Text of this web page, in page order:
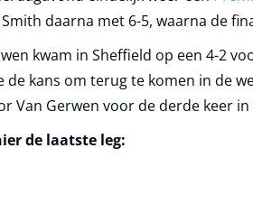
daarna met 6-5, waarna de
kwam in Sheffield op een 4-2
de kans om terug te komen in de
Van Gerwen voor de derde keer
de laatste leg: